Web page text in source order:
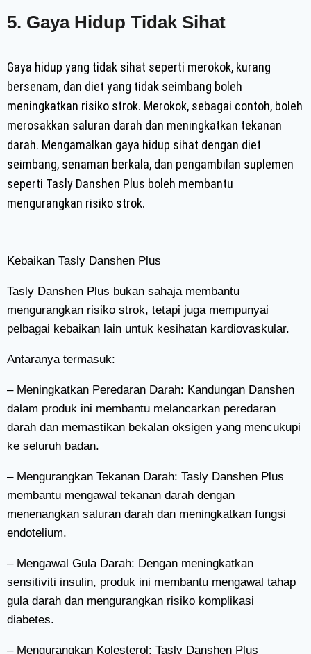
5. Gaya Hidup Tidak Sihat
Gaya hidup yang tidak sihat seperti merokok, kurang
bersenam, dan diet yang tidak seimbang boleh
meningkatkan risiko strok. Merokok, sebagai contoh, boleh
merosakkan saluran darah dan meningkatkan tekanan
darah. Mengamalkan gaya hidup sihat dengan diet
seimbang, senaman berkala, dan pengambilan suplemen
seperti Tasly Danshen Plus boleh membantu
mengurangkan risiko strok.
Kebaikan Tasly Danshen Plus
Tasly Danshen Plus bukan sahaja membantu
mengurangkan risiko strok, tetapi juga mempunyai
pelbagai kebaikan lain untuk kesihatan kardiovaskular.
Antaranya termasuk:
– Meningkatkan Peredaran Darah: Kandungan Danshen
dalam produk ini membantu melancarkan peredaran
darah dan memastikan bekalan oksigen yang mencukupi
ke seluruh badan.
– Mengurangkan Tekanan Darah: Tasly Danshen Plus
membantu mengawal tekanan darah dengan
menenangkan saluran darah dan meningkatkan fungsi
endotelium.
– Mengawal Gula Darah: Dengan meningkatkan
sensitiviti insulin, produk ini membantu mengawal tahap
gula darah dan mengurangkan risiko komplikasi
diabetes.
– Mengurangkan Kolesterol: Tasly Danshen Plus